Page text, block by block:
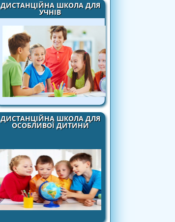
ДИСТАНЦІЙНА ШКОЛА ДЛЯ
УЧНІВ
ДИСТАНЦІЙНА ШКОЛА ДЛЯ
ОСОБЛИВОЇ ДИТИНИ